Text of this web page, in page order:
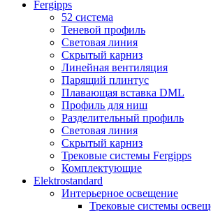
Fergipps
52 система
Теневой профиль
Световая линия
Скрытый карниз
Линейная вентиляция
Парящий плинтус
Плавающая вставка DML
Профиль для ниш
Разделительный профиль
Световая линия
Скрытый карниз
Трековые системы Fergipps
Комплектующие
Elektrostandard
Интерьерное освещение
Трековые системы